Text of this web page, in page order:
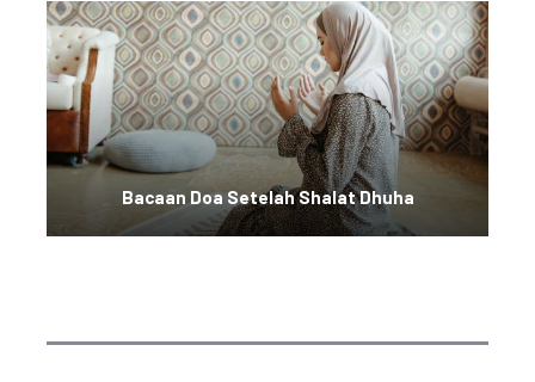
Bacaan Doa Setelah Shalat Dhuha